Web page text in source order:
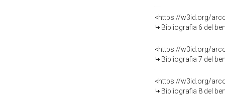
<https://w3id.org/
Bibliografia 6 del
<https://w3id.org/
Bibliografia 7 del
<https://w3id.org/
Bibliografia 8 del